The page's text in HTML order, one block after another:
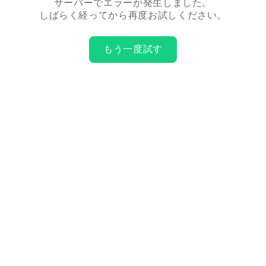
サーバーでエラーが発生しました。
しばらく経ってから再度お試しください。
もう一度試す